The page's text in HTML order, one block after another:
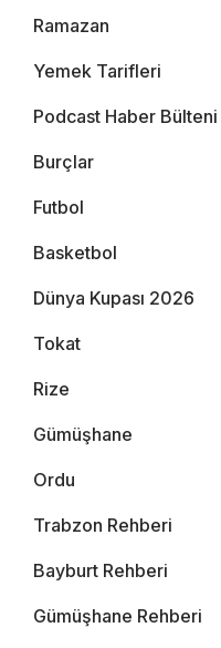
Ramazan
Yemek Tarifleri
Podcast Haber Bülteni
Burçlar
Futbol
Basketbol
Dünya Kupası 2026
Tokat
Rize
Gümüşhane
Ordu
Trabzon Rehberi
Bayburt Rehberi
Gümüşhane Rehberi